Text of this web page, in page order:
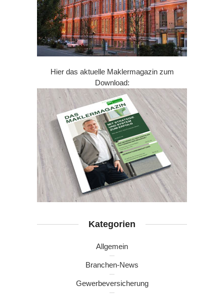
Hier das aktuelle Maklermagazin zum
Download:
Kategorien
Allgemein
Branchen-News
Gewerbeversicherung